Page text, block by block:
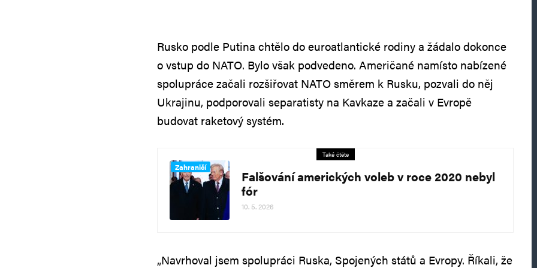
Rusko podle Putina chtělo do euroatlantické rodiny a žádalo dokonce
o vstup do NATO. Bylo však podvedeno. Američané namísto nabízené
spolupráce začali rozšiřovat NATO směrem k Rusku, pozvali do něj
Ukrajinu, podporovali separatisty na Kavkaze a začali v Evropě
budovat raketový systém.
Také čtěte
Zahraničí
Falšování amerických voleb v roce 2020 nebyl
fór
10. 5. 2026
„Navrhoval jsem spolupráci Ruska, Spojených států a Evropy. Říkali, že